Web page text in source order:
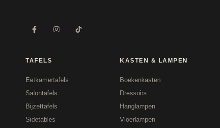
TAFELS
Eetkamertafels
Salontafels
Bijzettafels
Sidetables
KASTEN & LAMPEN
Boekenkasten
Dressoirs
Hanglampen
Vloerlampen